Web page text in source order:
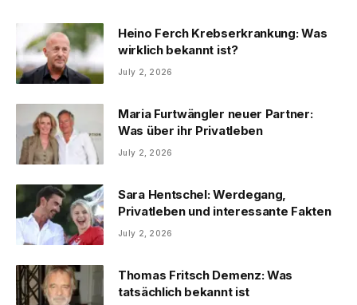
Heino Ferch Krebserkrankung: Was
wirklich bekannt ist?
July 2, 2026
Maria Furtwängler neuer Partner:
Was über ihr Privatleben
July 2, 2026
Sara Hentschel: Werdegang,
Privatleben und interessante Fakten
July 2, 2026
Thomas Fritsch Demenz: Was
tatsächlich bekannt ist